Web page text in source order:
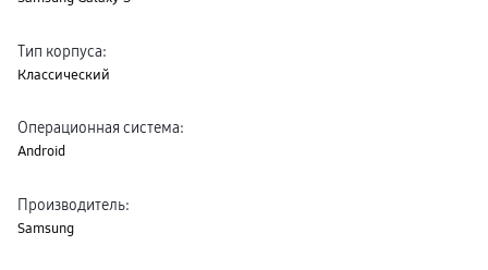
Тип корпуса:
Классический
Операционная система:
Android
Производитель:
Samsung